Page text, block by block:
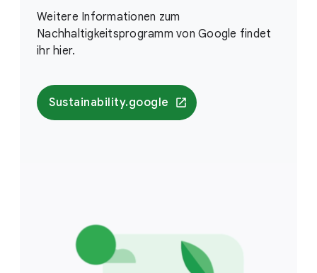
Weitere Informationen zum
Nachhaltigkeitsprogramm von Google findet
ihr hier.
Sustainability.google